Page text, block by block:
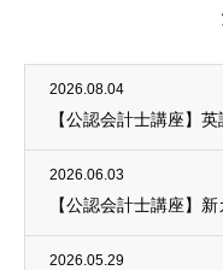
2026.08.04
【公認会計士講座】
2026.06.03
【公認会計士講座】
2026.05.29